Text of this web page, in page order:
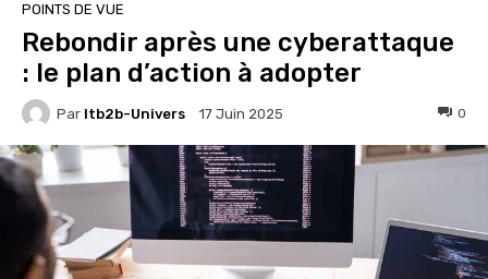
POINTS DE VUE
Rebondir après une cyberattaque
: le plan d’action à adopter
Par Itb2b-Univers 17 Juin 2025 0